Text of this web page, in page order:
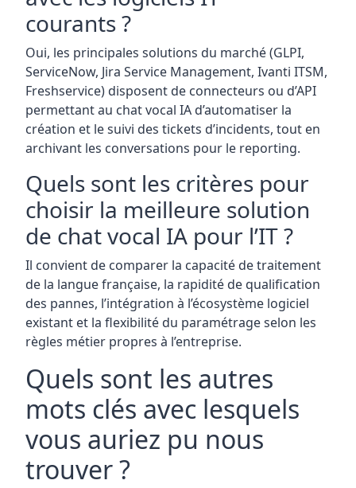
courants ?
Oui, les principales solutions du marché (GLPI,
ServiceNow, Jira Service Management, Ivanti ITSM,
Freshservice) disposent de connecteurs ou d’API
permettant au chat vocal IA d’automatiser la
création et le suivi des tickets d’incidents, tout en
archivant les conversations pour le reporting.
Quels sont les critères pour
choisir la meilleure solution
de chat vocal IA pour l’IT ?
Il convient de comparer la capacité de traitement
de la langue française, la rapidité de qualification
des pannes, l’intégration à l’écosystème logiciel
existant et la flexibilité du paramétrage selon les
règles métier propres à l’entreprise.
Quels sont les autres
mots clés avec lesquels
vous auriez pu nous
trouver ?